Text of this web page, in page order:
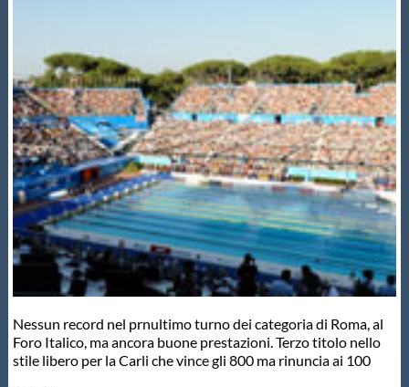
Master
Formazione
GUG
Scuole Nuoto
Propaganda
Centri Federali
Nessun record nel prnultimo turno dei categoria di Roma, al
Foro Italico, ma ancora buone prestazioni. Terzo titolo nello
stile libero per la Carli che vince gli 800 ma rinuncia ai 100